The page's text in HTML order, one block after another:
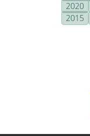
2020
2015